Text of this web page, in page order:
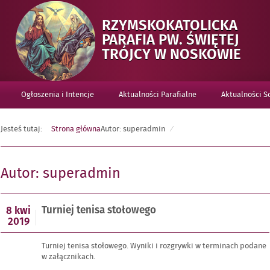
RZYMSKOKATOLICKA
PARAFIA PW. ŚWIĘTEJ
TRÓJCY W NOSKOWIE
Ogłoszenia i Intencje Aktualności Parafialne Aktualności
Jesteś tutaj: Strona głównaAutor:superadmin
Autor: superadmin
Turniej tenisa stołowego
Opublikowano
w
dniu
8 kwi
2019
Turniej tenisa stołowego. Wyniki i rozgrywki w terminach podane
w załącznikach.